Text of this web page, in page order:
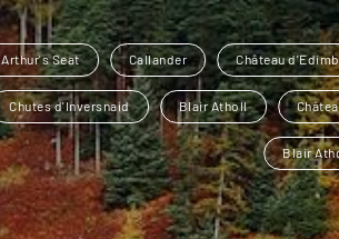
Arthur's Seat Callander Château
Chutes d'Inversnaid Blair Atholl
Blair